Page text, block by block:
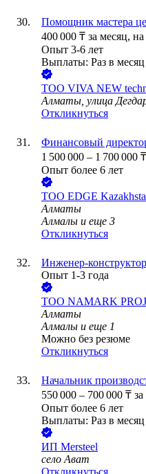
Помощник мастера
400 000 ₸ за месяц, на
Опыт 3-6 лет
Выплаты: Раз в месяц
ТОО VIVA NEW
Алматы, улица
Откликнуться
Финансовый
1 500 000 – 1 700 000 ₸
Опыт более 6 лет
ТОО EDGE
Алматы
Алмалы и еще 3
Откликнуться
Инженер-
Опыт 1-3 года
ТОО NAMARK
Алматы
Алмалы и еще 1
Можно без резюме
Откликнуться
Начальник
550 000 – 700 000 ₸
Опыт более 6 лет
Выплаты: Раз в месяц
ИП Mersteel
село Ават